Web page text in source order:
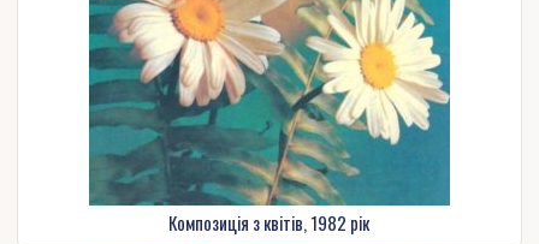
Композиція з квітів, 1982 рік